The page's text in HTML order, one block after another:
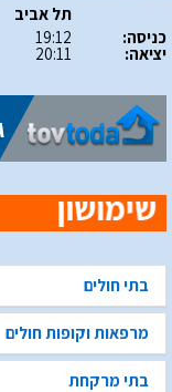
כניסה:
יציאה:
תל אביב
19:12
20:11
בתי חולים
מרפאות וקופות חולים
בתי מרקחת